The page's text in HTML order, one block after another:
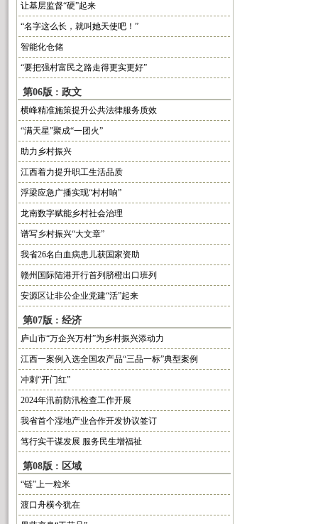
让基层监督“硬”起来
“名字这么长，就叫她天使吧！”
智能化仓储
“要把强村富民之路走得更实更好”
第06版 : 政文
横峰精准施策提升公共法律服务质效
“满天星”聚成“一团火”
助力乡村振兴
江西着力提升职工生活品质
浮梁应急广播实现“村村响”
龙南数字赋能乡村社会治理
谱写乡村振兴“大文章”
我省26名白血病患儿获国家资助
赣州国际陆港开行首列脐橙出口班列
安源区让非公企业党建“活”起来
第07版 : 经济
庐山市“万企兴万村”为乡村振兴添动力
江西一案例入选全国农产品“三品一标”典型案例
冲刺“开门红”
2024年汛前防汛检查工作开展
我省首个湿地产业合作开发协议签订
笃行实干谋发展 服务民生增福祉
第08版 : 区域
“链”上一粒米
渡口舟横今犹在